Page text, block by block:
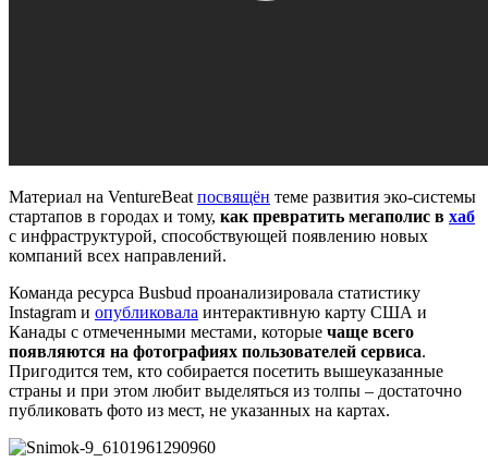
Материал на VentureBeatпосвящён теме развития эко-системы
стартапов в городах и тому, как превратить мегаполис в хаб
с инфраструктурой, способствующей появлению новых
компаний всех направлений.
Команда ресурса Busbud проанализировала статистику
Instagram и опубликовала интерактивную карту США и
Канады с отмеченными местами, которые чаще всего
появляются на фотографиях пользователей сервиса.
Пригодится тем, кто собирается посетить вышеуказанные
страны и при этом любит выделяться из толпы – достаточно
публиковать фото из мест, не указанных на картах.